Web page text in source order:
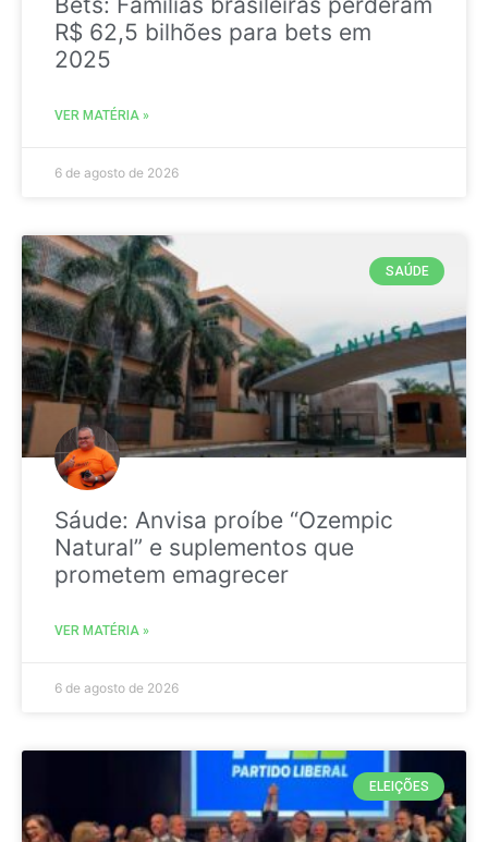
R$ 62,5 bilhões para bets em
2025
VER MATÉRIA »
6 de agosto de 2026
SAÚDE
Sáude: Anvisa proíbe “Ozempic
Natural” e suplementos que
prometem emagrecer
VER MATÉRIA »
6 de agosto de 2026
ELEIÇÕES